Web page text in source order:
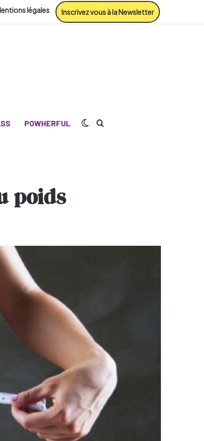
légales Inscrivez vous à la Newsletter
POWHERFUL Switch skin
poids